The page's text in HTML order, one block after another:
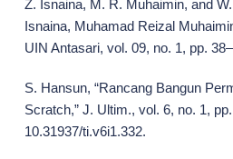
Z. Isnaina, M. R. Muhaimin, and
Isnaina, Muhamad Reizal
UIN Antasari, vol. 09, no. 1, pp.
S. Hansun, “Rancang Bangun
Scratch,” J. Ultim., vol. 6, no. 1,
10.31937/ti.v6i1.332.